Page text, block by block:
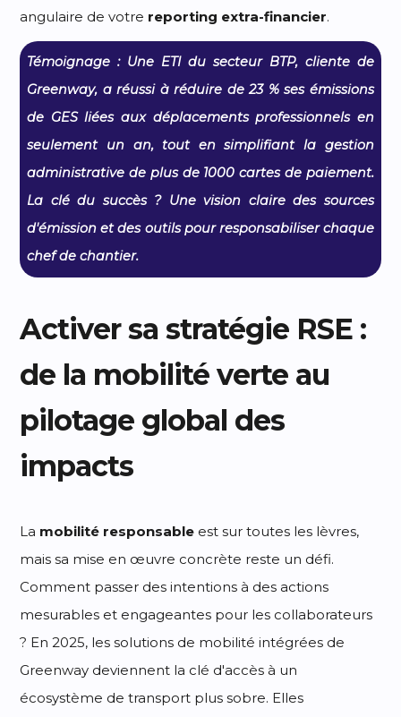
angulaire de votre reporting extra-financier.
Témoignage : Une ETI du secteur BTP, cliente de
Greenway, a réussi à réduire de 23 % ses émissions
de GES liées aux déplacements professionnels en
seulement un an, tout en simplifiant la gestion
administrative de plus de 1000 cartes de paiement.
La clé du succès ? Une vision claire des sources
d'émission et des outils pour responsabiliser chaque
chef de chantier.
Activer sa stratégie RSE :
de la mobilité verte au
pilotage global des
impacts
La mobilité responsable est sur toutes les lèvres,
mais sa mise en œuvre concrète reste un défi.
Comment passer des intentions à des actions
mesurables et engageantes pour les collaborateurs
? En 2025, les solutions de mobilité intégrées de
Greenway deviennent la clé d'accès à un
écosystème de transport plus sobre. Elles